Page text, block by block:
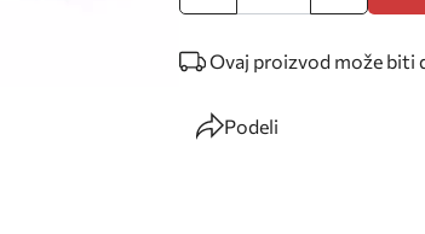
Ovaj proizvod može biti
Podeli